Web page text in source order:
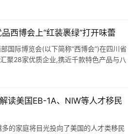
西博会上“红装裹绿”打开味蕾
国际博览会(以下简称“西博会”)在四川省
聚28家优质企业,携近千款特色产品与八
读美国EB-1A、NIW等人才移民
的家庭将目光投向了美国的人才类移民